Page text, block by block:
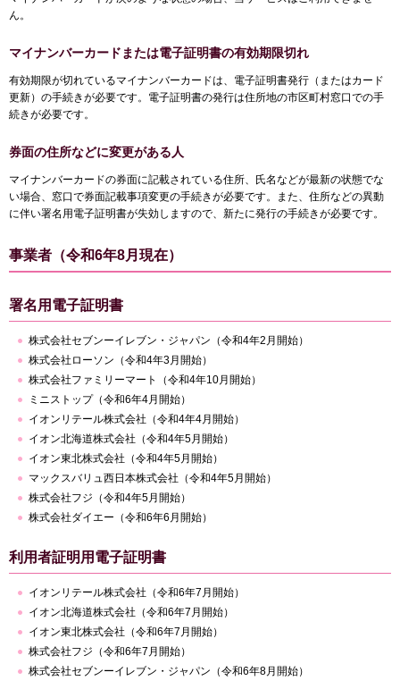
ん。
マイナンバーカードまたは電子証明書の有効期限切れ
有効期限が切れているマイナンバーカードは、電子証明書発行（またはカード
更新）の手続きが必要です。電子証明書の発行は住所地の市区町村窓口での手
続きが必要です。
券面の住所などに変更がある人
マイナンバーカードの券面に記載されている住所、氏名などが最新の状態でな
い場合、窓口で券面記載事項変更の手続きが必要です。また、住所などの異動
に伴い署名用電子証明書が失効しますので、新たに発行の手続きが必要です。
事業者（令和6年8月現在）
署名用電子証明書
株式会社セブンーイレブン・ジャパン（令和4年2月開始）
株式会社ローソン（令和4年3月開始）
株式会社ファミリーマート（令和4年10月開始）
ミニストップ（令和6年4月開始）
イオンリテール株式会社（令和4年4月開始）
イオン北海道株式会社（令和4年5月開始）
イオン東北株式会社（令和4年5月開始）
マックスバリュ西日本株式会社（令和4年5月開始）
株式会社フジ（令和4年5月開始）
株式会社ダイエー（令和6年6月開始）
利用者証明用電子証明書
イオンリテール株式会社（令和6年7月開始）
イオン北海道株式会社（令和6年7月開始）
イオン東北株式会社（令和6年7月開始）
株式会社フジ（令和6年7月開始）
株式会社セブンーイレブン・ジャパン（令和6年8月開始）